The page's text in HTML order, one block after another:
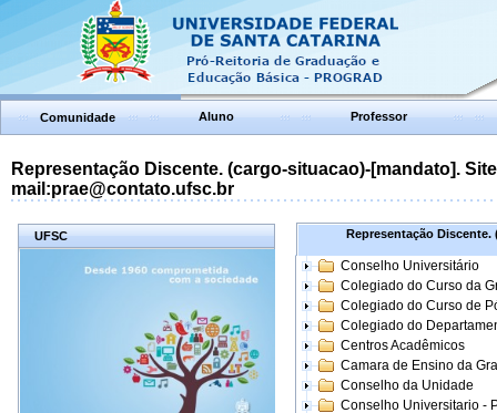
Comunidade Aluno Professor
Representação Discente. (cargo-situacao)-[mandato].
mail:prae@contato.ufsc.br
UFSC Representação Discente.
Conselho Universitário
Colegiado do Curso da
Colegiado do Curso de
Colegiado do
Centros Acadêmicos
Camara de Ensino da
Conselho da Unidade
Conselho Universitario -